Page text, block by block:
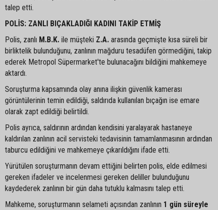
talep etti.
POLİS: ZANLI BIÇAKLADIĞI KADINI TAKİP ETMİŞ
Polis, zanlı M.B.K. ile müşteki Z.A. arasında geçmişte kısa süreli bir
birliktelik bulunduğunu, zanlının mağduru tesadüfen görmediğini, takip
ederek Metropol Süpermarket'te bulunacağını bildiğini mahkemeye
aktardı.
Soruşturma kapsamında olay anına ilişkin güvenlik kamerası
görüntülerinin temin edildiği, saldırıda kullanılan bıçağın ise emare
olarak zapt edildiği belirtildi.
Polis ayrıca, saldırının ardından kendisini yaralayarak hastaneye
kaldırılan zanlının acil servisteki tedavisinin tamamlanmasının ardından
taburcu edildiğini ve mahkemeye çıkarıldığını ifade etti.
Yürütülen soruşturmanın devam ettiğini belirten polis, elde edilmesi
gereken ifadeler ve incelenmesi gereken deliller bulunduğunu
kaydederek zanlının bir gün daha tutuklu kalmasını talep etti.
Mahkeme, soruşturmanın selameti açısından zanlının 1 gün süreyle